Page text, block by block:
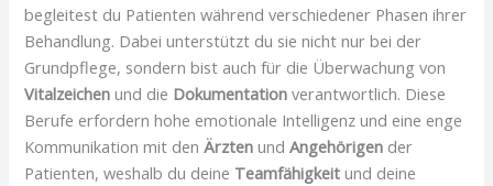
begleitest du Patienten während verschiedener Phasen ihrer
Behandlung. Dabei unterstützt du sie nicht nur bei der
Grundpflege, sondern bist auch für die Überwachung von
Vitalzeichen und die Dokumentation verantwortlich. Diese
Berufe erfordern hohe emotionale Intelligenz und eine enge
Kommunikation mit denÄrzten undAngehörigen der
Patienten, weshalb du deine Teamfähigkeit und deine